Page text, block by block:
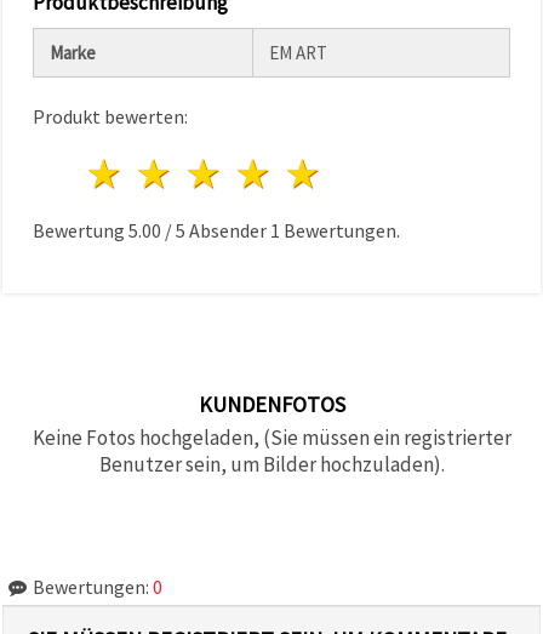
Marke EM ART
Produkt bewerten:
4 Sterne
3 Sterne
2 Sterne
1 Stern
Bewertung 5.00 /5 Absender 1 Bewertungen.
KUNDENFOTOS
Keine Fotos hochgeladen, (Sie müssen ein registrierter
Benutzer sein, um Bilder hochzuladen).
Bewertungen: 0